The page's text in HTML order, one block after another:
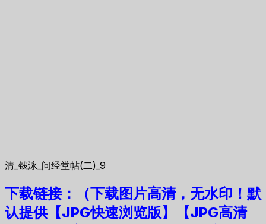
清_钱泳_问经堂帖(二)_9
下载链接：（下载图片高清，无水印！默
认提供【JPG快速浏览版】
【JPG高清